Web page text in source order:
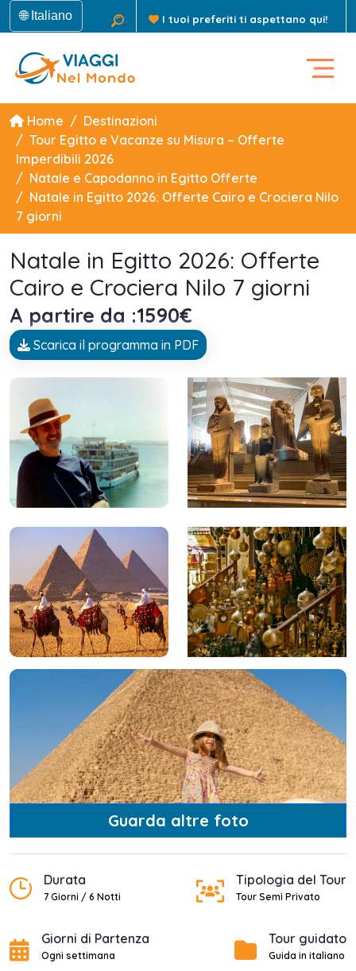
🌐 Italiano I tuoi preferiti ti aspettano qui!
Home
Destinazioni
Tour Egitto e Vacanze su Misura – Offerte
Imperdibili 2026
Natale e Capodanno in Egitto Offerte
Natale in Egitto 2026: Offerte Cairo e Crociera Nilo
7 giorni
Natale in Egitto 2026: Offerte
Cairo e Crociera Nilo 7 giorni
A partire da :1590€
Scarica il programma in PDF
Guarda altre foto
Durata
7 Giorni / 6 Notti
Tipologia del Tour
Tour Semi Privato
Giorni di Partenza
Ogni settimana
Tour guidato
Guida in italiano